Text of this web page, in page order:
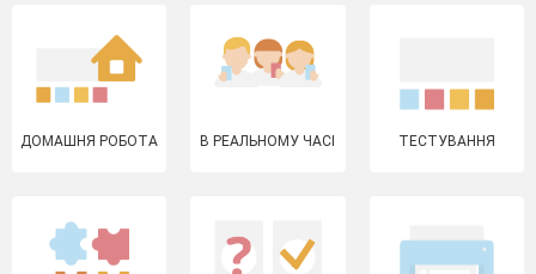
ДОМАШНЯ РОБОТА В РЕАЛЬНОМУ ЧАСІ ТЕСТУВАННЯ